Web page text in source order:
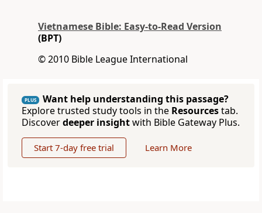
Vietnamese Bible: Easy-to-Read Version
(BPT)
© 2010 Bible League International
PLUS
Want help understanding this passage?
Explore trusted study tools in the Resourcestab.
Discoverdeeper insightwith Bible Gateway Plus.
Start 7-day free trial Learn More